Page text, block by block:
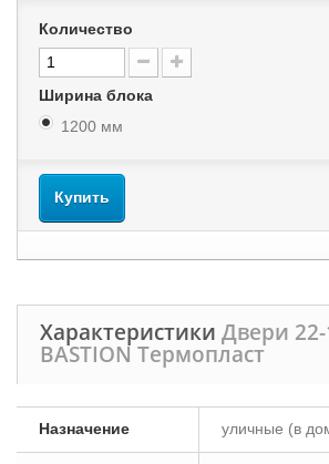
Количество
Ширина блока
1200 мм
Купить
Характеристики Двери 22-
BASTION Термопласт
Назначение уличные (в